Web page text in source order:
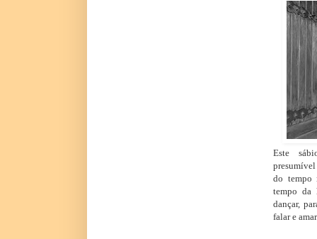
Este
presumível
do tempo
tempo da
dançar,
falar e